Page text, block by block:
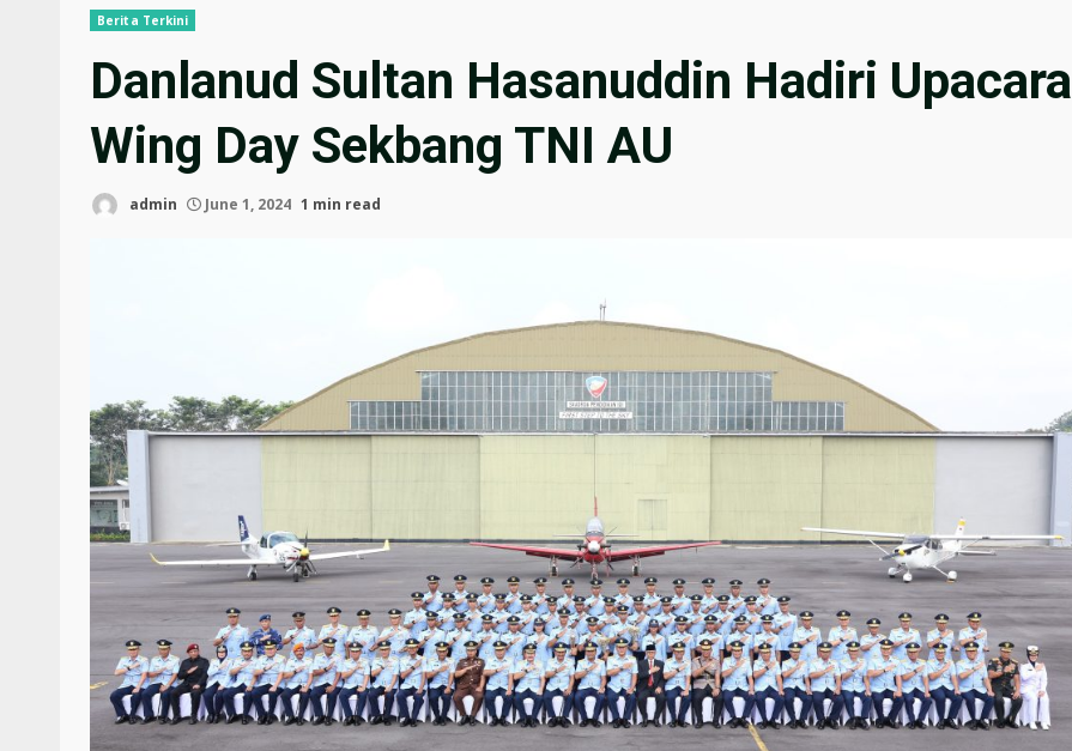
Berita Terkini
Danlanud Sultan Hasanuddin Hadiri Upacara
Wing Day Sekbang TNI AU
admin June 1, 2024 1 min read